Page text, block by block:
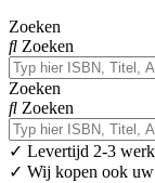
Zoeken
Zoeken
Zoeken
Zoeken
✓ Levertijd 2-3
✓ Wij kopen ook